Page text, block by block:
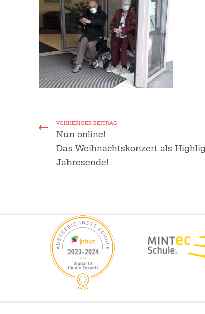
VORHERIGER BEITRAG
Nun online!
Das Weihnachtskonzert als
Jahresende!